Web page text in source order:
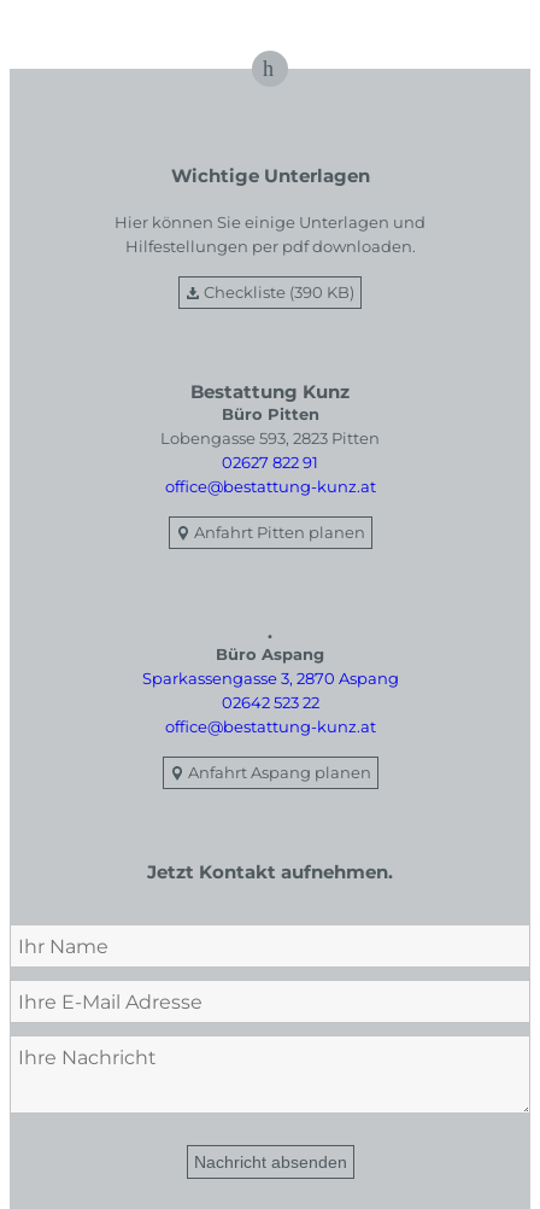
Wichtige Unterlagen
Hier können Sie einige Unterlagen und
Hilfestellungen per pdf downloaden.
Checkliste (390 KB)
Bestattung Kunz
Büro Pitten
Lobengasse 593, 2823 Pitten
02627 822 91
office@bestattung-kunz.at
Anfahrt Pitten planen
.
Büro Aspang
Sparkassengasse 3, 2870 Aspang
02642 523 22
office@bestattung-kunz.at
Anfahrt Aspang planen
Jetzt Kontakt aufnehmen.
Nachricht absenden